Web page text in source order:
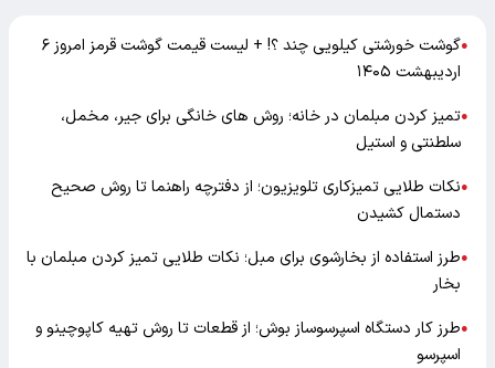
●
گوشت خورشتی کیلویی چند ؟! + لیست قیمت گوشت قرمز امروز ۶
اردیبهشت ۱۴۰۵
●تمیز کردن مبلمان در خانه؛ روش های خانگی برای جیر، مخمل،
سلطنتی و استیل
●نکات طلایی تمیزکاری تلویزیون؛ از دفترچه راهنما تا روش صحیح
دستمال کشیدن
●طرز استفاده از بخارشوی برای مبل؛ نکات طلایی تمیز کردن مبلمان با
بخار
●طرز کار دستگاه اسپرسوساز بوش؛ از قطعات تا روش تهیه کاپوچینو و
اسپرسو